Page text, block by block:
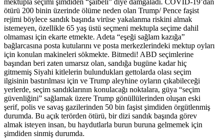
ötürü 200 binin üzerinde ölüme neden olan Trump/ Pence faşist
rejimi böylece sandık başında virüse yakalanma riskini almak
istemeyen, özellikle 65 yaş üstü seçmeni mektupla seçime dahil
olmaması için ekarte etmekte. Adeta “eşeği sağlam kazığa”
bağlarcasına posta kutularını ve posta merkezlerindeki mektup oyları
için konulan makineleri sökmekte. Bitmedi! ABD seçimlerine
başından beri zaten umarsız olan, sandığa bugüne kadar hiç
gitmemiş Siyahi kitlelerin bulundukları gettolarda olası seçim
ilgisinin bastırılması için ve Trump aleyhine oyların çıkabileceği
yerlerde, seçim sandıklarının konulacağı noktalara, güya “seçim
güvenliğini” sağlamak üzere Trump gönüllülerinden oluşan eski
şerif, polis ve savaş gazilerinden 50 bin faşist şimdiden örgütlenmiş
durumda. Bu açık terörden ötürü, bir dizi sandık başında görev
almak isteyen insan, bu haydutlarla burun buruna gelmemek için
şimdiden sinmiş durumda.